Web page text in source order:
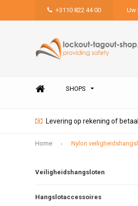
+3110 822 44 00 Uw
SHOPS
Levering op rekening of
Home Nylon
Veiligheidshangsloten
Hangslotaccessoires